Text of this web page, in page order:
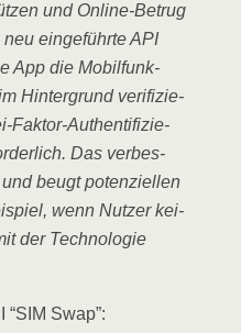
und Online-Betrug
ein­ge­führ­te API
App die Mobil­funk­
Hin­ter­grund veri­fi­zie­
Fak­tor-Authen­ti­fi­zie­
Das ver­bes­
beugt poten­zi­el­len
wenn Nut­zer kei­
der Tech­no­lo­gie
Swap”: